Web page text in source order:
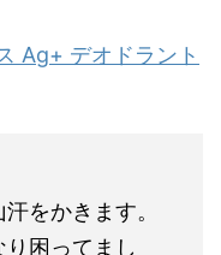
Ag+ デオドラント
をかきます。
困ってまし